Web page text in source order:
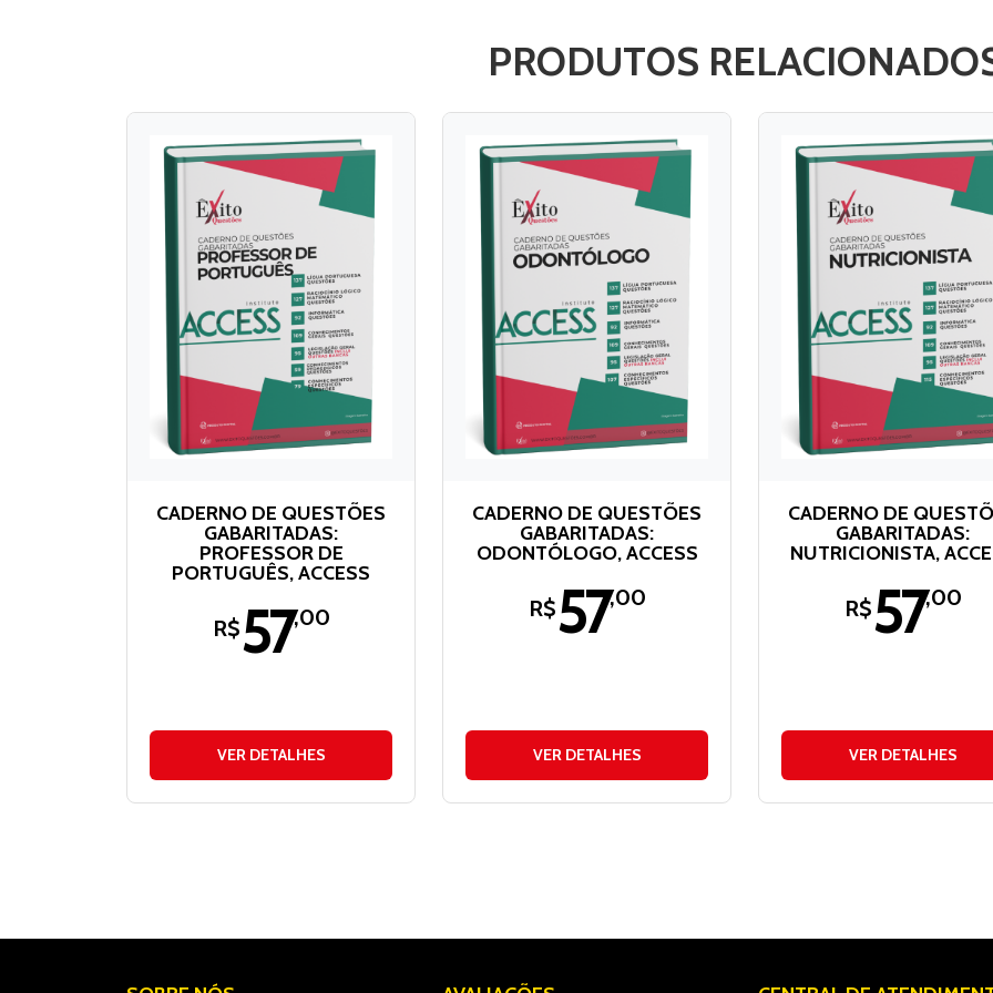
PRODUTOS
CADERNO DE QUESTÕES
GABARITADAS:
PROFESSOR DE
PORTUGUÊS, ACCESS
R$57,00
VER DETALHES
CADERNO DE QUESTÕES
GABARITADAS:
ODONTÓLOGO, ACCESS
R$57,00
VER DETALHES
CADERNO DE
GABARITADAS:
NUTRICIONISTA,
R$57,00
VER DETALHES